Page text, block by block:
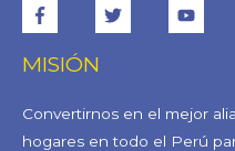
MISIÓN
Convertirnos en el mejor
hogares en todo el Perú